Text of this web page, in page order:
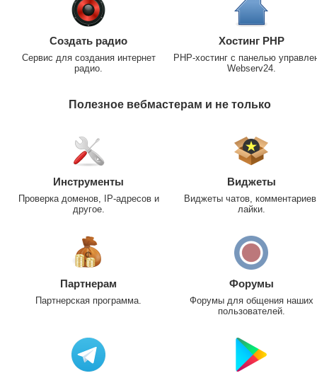
Создать радио
Сервис для создания интернет
радио.
Хостинг PHP
PHP-хостинг с панелью
Webserv24.
Полезное вебмастерам и не только
Инструменты
Проверка доменов, IP-адресов и
другое.
Виджеты
Виджеты чатов,
лайки.
Партнерам
Партнерская программа.
Форумы
Форумы для общения наших
пользователей.